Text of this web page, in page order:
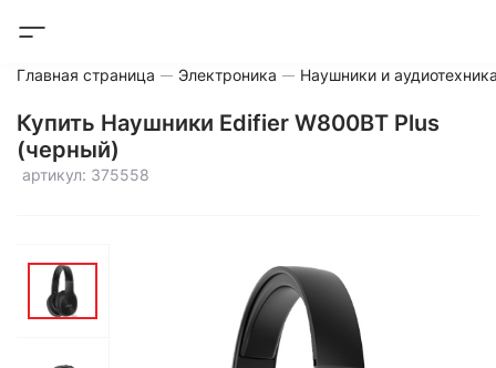
Главная страница Электроника Наушники и
Купить Наушники Edifier W800BT Plus
(черный)
артикул: 375558